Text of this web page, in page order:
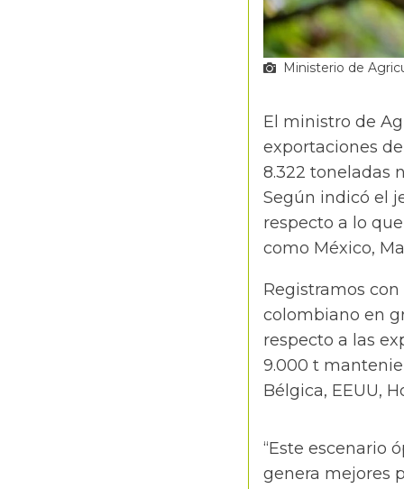
Ministerio de
El ministro de
exportaciones
8.322 toneladas
Según indicó el
respecto a lo
como México,
Registramos con
colombiano en
respecto a las
9.000 t
Bélgica, EEUU,
“Este escenario
genera mejores